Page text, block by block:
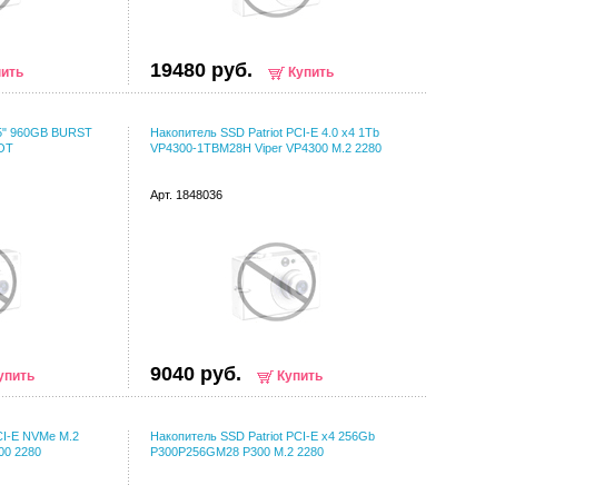
19480 руб. Купить
960GB BURST
Накопитель SSD Patriot PCI-E 4.0 x4 1Tb
VP4300-1TBM28H Viper VP4300 M.2 2280
Арт. 1848036
9040 руб. Купить
E NVMe M.2
2280
Накопитель SSD Patriot PCI-E x4 256Gb
P300P256GM28 P300 M.2 2280